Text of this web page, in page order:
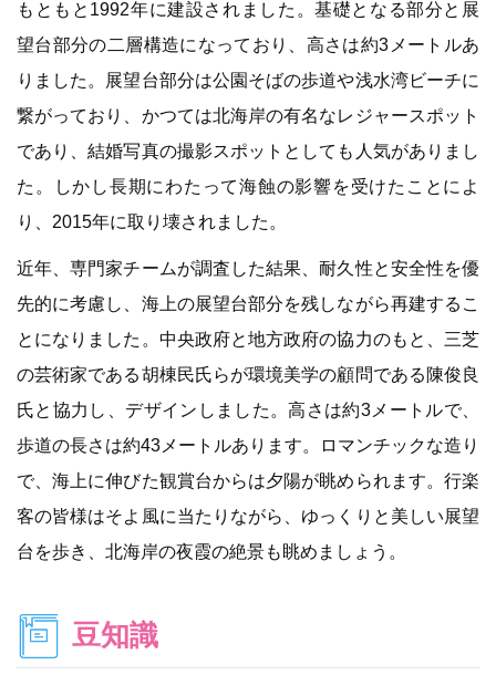
もともと1992年に建設されました。基礎となる部分と展
望台部分の二層構造になっており、高さは約3メートルあ
りました。展望台部分は公園そばの歩道や浅水湾ビーチに
繋がっており、かつては北海岸の有名なレジャースポット
であり、結婚写真の撮影スポットとしても人気がありまし
た。しかし長期にわたって海蝕の影響を受けたことによ
り、2015年に取り壊されました。
近年、専門家チームが調査した結果、耐久性と安全性を優
先的に考慮し、海上の展望台部分を残しながら再建するこ
とになりました。中央政府と地方政府の協力のもと、三芝
の芸術家である胡棟民氏らが環境美学の顧問である陳俊良
氏と協力し、デザインしました。高さは約3メートルで、
歩道の長さは約43メートルあります。ロマンチックな造り
で、海上に伸びた観賞台からは夕陽が眺められます。行楽
客の皆様はそよ風に当たりながら、ゆっくりと美しい展望
台を歩き、北海岸の夜霞の絶景も眺めましょう。
豆知識